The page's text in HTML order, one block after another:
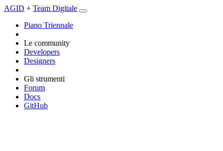
AGID + Team Digitale
Piano Triennale
Le community
Developers
Designers
Gli strumenti
Forum
Docs
GitHub